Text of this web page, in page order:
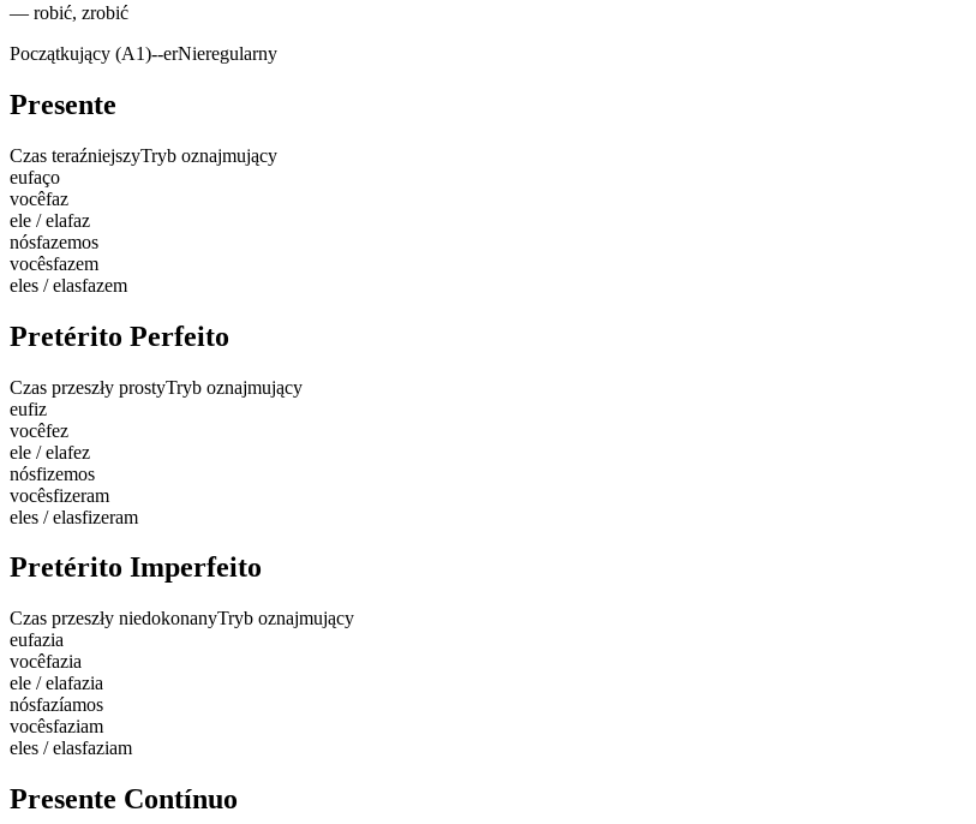
— robić, zrobić
Początkujący (A1)--erNieregularny
Presente
Czas teraźniejszyTryb oznajmujący
eufaço
vocêfaz
ele / elafaz
nósfazemos
vocêsfazem
eles / elasfazem
Pretérito Perfeito
Czas przeszły prostyTryb oznajmujący
eufiz
vocêfez
ele / elafez
nósfizemos
vocêsfizeram
eles / elasfizeram
Pretérito Imperfeito
Czas przeszły niedokonanyTryb oznajmujący
eufazia
vocêfazia
ele / elafazia
nósfazíamos
vocêsfaziam
eles / elasfaziam
Presente Contínuo